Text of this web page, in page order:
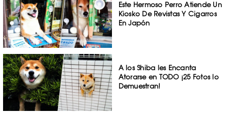
Este Hermoso Perro Atiende Un
Kiosko De Revistas Y Cigarros
En Japón
A los Shiba les Encanta
Atorarse en TODO ¡25 Fotos lo
Demuestran!